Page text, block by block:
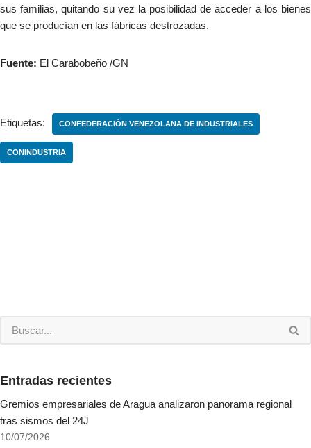
sus familias, quitando su vez la posibilidad de acceder a los bienes
que se producían en las fábricas destrozadas.
Fuente: El Carabobeño /GN
Etiquetas: CONFEDERACIÓN VENEZOLANA DE INDUSTRIALES
CONINDUSTRIA
Entradas recientes
Gremios empresariales de Aragua analizaron panorama regional
tras sismos del 24J
10/07/2026